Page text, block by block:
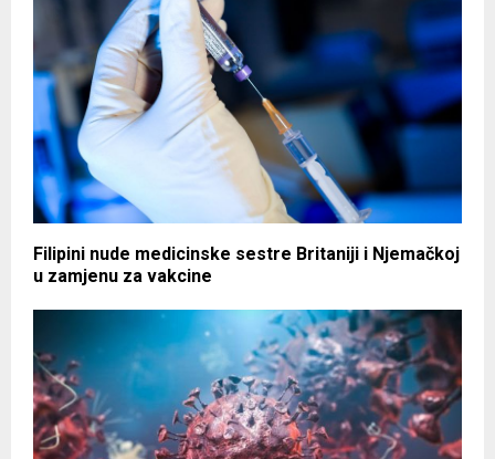
Filipini nude medicinske sestre Britaniji i Njemačkoj
u zamjenu za vakcine